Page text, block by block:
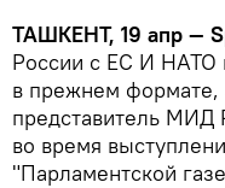
ТАШКЕНТ, 19 апр —
России с ЕС И НАТО
в прежнем формате,
представитель МИД
во время
"Парламентской